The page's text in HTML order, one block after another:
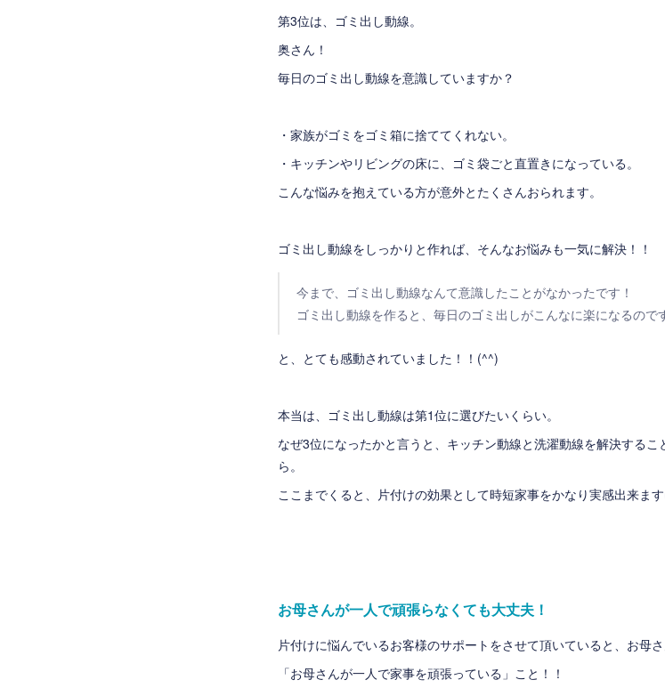
第3位は、ゴミ出し動線。
奥さん！
毎日のゴミ出し動線を意識していますか？
・家族がゴミをゴミ箱に捨ててくれない。
・キッチンやリビングの床に、ゴミ袋ごと直置きになっている。
こんな悩みを抱えている方が意外とたくさんおられます。
ゴミ出し動線をしっかりと作れば、そんなお悩みも一気に解決！！
今まで、ゴミ出し動線なんて意識したことがなかったです！
ゴミ出し動線を作ると、毎日のゴミ出しがこんなに楽になるので
と、とても感動されていました！！(^^)
本当は、ゴミ出し動線は第1位に選びたいくらい。
なぜ3位になったかと言うと、キッチン動線と洗濯動線を解決する
ら。
ここまでくると、片付けの効果として時短家事をかなり実感出来ま
お母さんが一人で頑張らなくても大丈夫！
片付けに悩んでいるお客様のサポートをさせて頂いていると、お母
「お母さんが一人で家事を頑張っている」こと！！